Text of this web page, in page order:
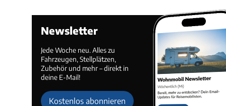
Newsletter
Jede Woche neu. Alles zu
Fahrzeugen, Stellplätzen,
Zubehör und mehr – direkt in
deine E-Mail!
Kostenlos abonnieren